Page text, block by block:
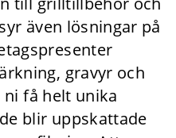
även lösningar på
gravyr och
få helt unika
blir uppskattade